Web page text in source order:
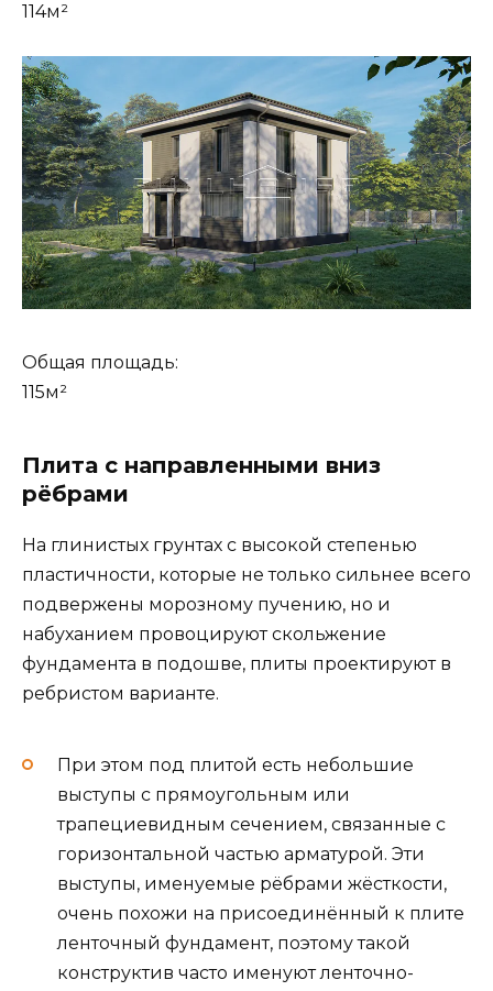
114м²
Общая площадь:
115м²
Плита с направленными вниз
рёбрами
На глинистых грунтах с высокой степенью
пластичности, которые не только сильнее всего
подвержены морозному пучению, но и
набуханием провоцируют скольжение
фундамента в подошве, плиты проектируют в
ребристом варианте.
При этом под плитой есть небольшие
выступы с прямоугольным или
трапециевидным сечением, связанные с
горизонтальной частью арматурой. Эти
выступы, именуемые рёбрами жёсткости,
очень похожи на присоединённый к плите
ленточный фундамент, поэтому такой
конструктив часто именуют ленточно-